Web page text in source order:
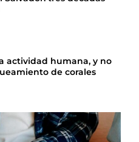
actividad humana, y no
de corales